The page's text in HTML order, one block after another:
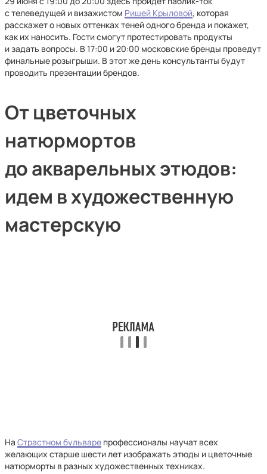
с телеведущей и визажистом Ришей Крыловой, которая
расскажет о новых оттенках теней одного бренда и покажет,
как их наносить. Гости смогут протестировать продукты
и задать вопросы. В 17:00 и 20:00 московские бренды проведут
финальные розыгрыши. В этот же день консультанты будут
проводить презентации брендов.
От цветочных
натюрмортов
до акварельных этюдов:
идем в художественную
мастерскую
На Страстном бульваре профессионалы научат всех
желающих старше шести лет изображать этюды и цветочные
натюрморты в разных художественных техниках.